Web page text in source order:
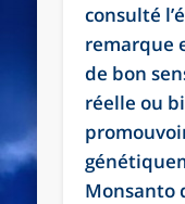
consulté
remarque
de bon
réelle ou
Monsanto